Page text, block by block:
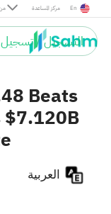
مركز المساعدة En
التسجيل /
Beats